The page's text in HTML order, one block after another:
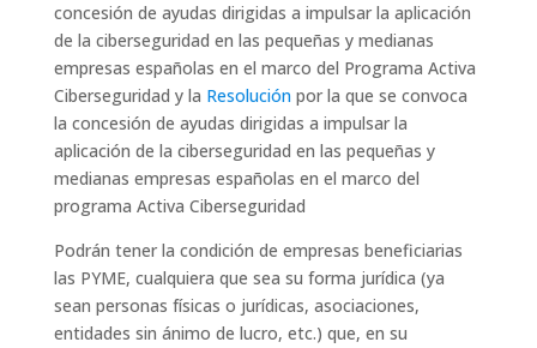
concesión de ayudas dirigidas a impulsar la aplicación
de la ciberseguridad en las pequeñas y medianas
empresas españolas en el marco del Programa Activa
Ciberseguridad y la Resoluciónpor la que se convoca
la concesión de ayudas dirigidas a impulsar la
aplicación de la ciberseguridad en las pequeñas y
medianas empresas españolas en el marco del
programa Activa Ciberseguridad
Podrán tener la condición de empresas beneficiarias
las PYME, cualquiera que sea su forma jurídica (ya
sean personas físicas o jurídicas, asociaciones,
entidades sin ánimo de lucro, etc.) que, en su